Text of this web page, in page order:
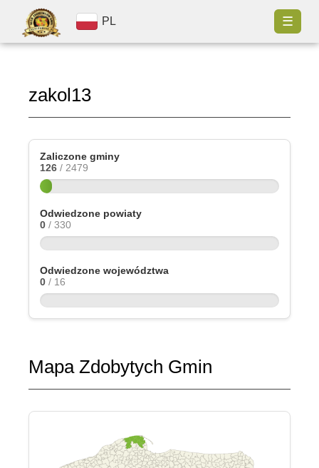
PL ☰
zakol13
Zaliczone gminy
126 / 2479
Odwiedzone powiaty
0 / 330
Odwiedzone województwa
0 / 16
Mapa Zdobytych Gmin